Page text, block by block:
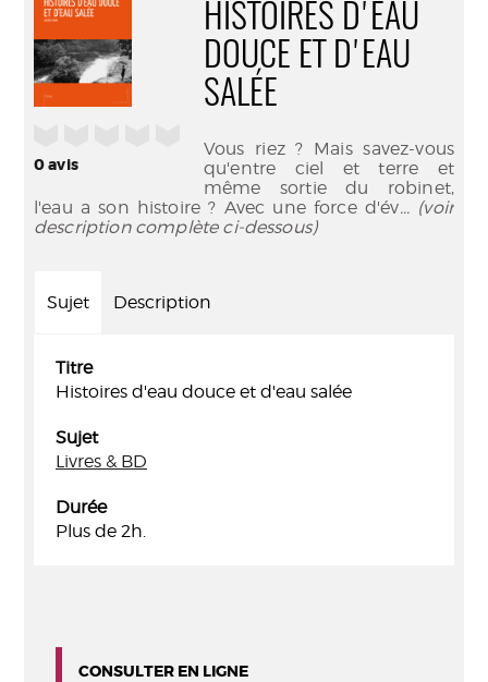
0avis
HISTOIRES D'EAU
DOUCE ET D'EAU
SALÉE
Vous riez ? Mais savez-vous
qu'entre ciel et terre et
même sortie du robinet,
l'eau a son histoire ? Avec une force d'év... (voir
description complète ci-dessous)
Sujet Description
Titre
Histoires d'eau douce et d'eau salée
Sujet
Livres & BD
Durée
Plus de 2h.
CONSULTER EN LIGNE